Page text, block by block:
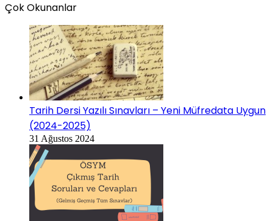
Çok Okunanlar
Tarih Dersi Yazılı Sınavları – Yeni Müfredata Uygun
(2024-2025)
31 Ağustos 2024